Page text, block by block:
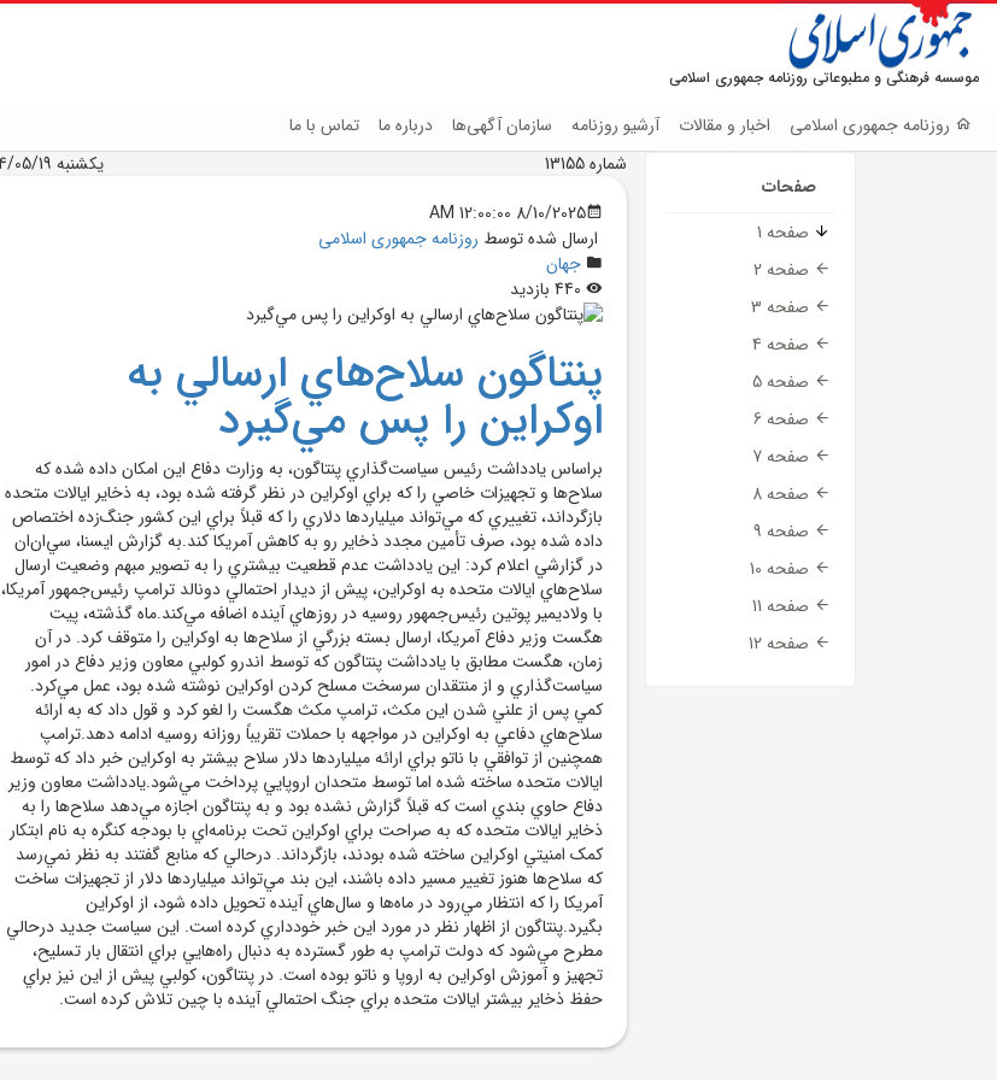
موسسه فرهنگی و مطبوعاتی روزنامه جمهوری اسلامی
روزنامه جمهوری اسلامی اخبار و مقالات آرشیو روزنامه سازمان آگهی‌ها درباره ما تماس با ما
صفحات
صفحه 1
صفحه 2
صفحه 3
صفحه 4
صفحه 5
صفحه 6
صفحه 7
صفحه 8
صفحه 9
صفحه 10
صفحه 11
صفحه 12
شماره 13155
یکشنبه 1404/05/19
8/10/2025 12:00:00 AM
ارسال شده توسط روزنامه جمهوری اسلامی
جهان
پنتاگون سلاح‌هاي ارسالي به
اوکراين را پس مي‌گيرد
براساس يادداشت رئيس سياست‌گذاري پنتاگون، به وزارت دفاع اين امکان داده شده که
سلاح‌ها و تجهيزات خاصي را که براي اوکراين در نظر گرفته شده بود، به ذخاير ايالات متحده
بازگرداند، تغييري که مي‌تواند ميلياردها دلاري را که قبلاً براي اين کشور جنگ‌زده اختصاص
داده شده بود، صرف تأمين مجدد ذخاير رو به کاهش آمريکا کند.به گزارش ايسنا، سي‌ان‌ان
در گزارشي اعلام کرد: اين يادداشت عدم قطعيت بيشتري را به تصوير مبهم وضعيت ارسال
سلاح‌هاي ايالات متحده به اوکراين، پيش از ديدار احتمالي دونالد ترامپ رئيس‌جمهور آمريکا،
با ولاديمير پوتين رئيس‌جمهور روسيه در روزهاي آينده اضافه مي‌کند.ماه گذشته، پيت
هگست وزير دفاع آمريکا، ارسال بسته بزرگي از سلاح‌ها به اوکراين را متوقف کرد. در آن
زمان، هگست مطابق با يادداشت پنتاگون که توسط اندرو کولبي معاون وزير دفاع در امور
سياست‌گذاري و از منتقدان سرسخت مسلح کردن اوکراين نوشته شده بود، عمل مي‌کرد.
کمي پس از علني شدن اين مکث، ترامپ مکث هگست را لغو کرد و قول داد که به ارائه
سلاح‌هاي دفاعي به اوکراين در مواجهه با حملات تقريباً روزانه روسيه ادامه دهد.ترامپ
همچنين از توافقي با ناتو براي ارائه ميلياردها دلار سلاح بيشتر به اوکراين خبر داد که توسط
ايالات متحده ساخته شده اما توسط متحدان اروپايي پرداخت مي‌شود.يادداشت معاون وزير
دفاع حاوي بندي است که قبلاً گزارش نشده بود و به پنتاگون اجازه مي‌دهد سلاح‌ها را به
ذخاير ايالات متحده که به صراحت براي اوکراين تحت برنامه‌اي با بودجه کنگره به نام ابتکار
کمک امنيتي اوکراين ساخته شده بودند، بازگرداند. درحالي که منابع گفتند به نظر نمي‌رسد
که سلاح‌ها هنوز تغيير مسير داده باشند، اين بند مي‌تواند ميلياردها دلار از تجهيزات ساخت
آمريکا را که انتظار مي‌رود در ماه‌ها و سال‌هاي آينده تحويل داده شود، از اوکراين
بگيرد.پنتاگون از اظهار نظر در مورد اين خبر خودداري کرده است. اين سياست جديد درحالي
مطرح مي‌شود که دولت ترامپ به طور گسترده به دنبال راه‌هايي براي انتقال بار تسليح،
تجهيز و آموزش اوکراين به اروپا و ناتو بوده است. در پنتاگون، کولبي پيش از اين نيز براي
حفظ ذخاير بيشتر ايالات متحده براي جنگ احتمالي آينده با چين تلاش کرده است.